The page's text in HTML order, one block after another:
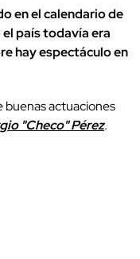
en el calendario de
el país todavía era
hay espectáculo en
buenas actuaciones
"Checo" Pérez.